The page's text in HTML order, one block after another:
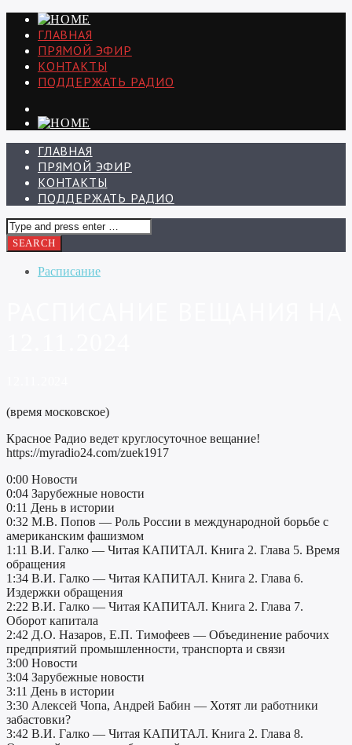
ГЛАВНАЯ
ПРЯМОЙ ЭФИР
КОНТАКТЫ
ПОДДЕРЖАТЬ РАДИО
ГЛАВНАЯ
ПРЯМОЙ ЭФИР
КОНТАКТЫ
ПОДДЕРЖАТЬ РАДИО
Расписание
(время московское)
Красное Радио ведет круглосуточное вещание!
https://myradio24.com/zuek1917
0:00 Новости
0:04 Зарубежные новости
0:11 День в истории
0:32 М.В. Попов — Роль России в международной борьбе с
американским фашизмом
1:11 В.И. Галко — Читая КАПИТАЛ. Книга 2. Глава 5. Время
обращения
1:34 В.И. Галко — Читая КАПИТАЛ. Книга 2. Глава 6.
Издержки обращения
2:22 В.И. Галко — Читая КАПИТАЛ. Книга 2. Глава 7.
Оборот капитала
2:42 Д.О. Назаров, Е.П. Тимофеев — Объединение рабочих
предприятий промышленности, транспорта и связи
3:00 Новости
3:04 Зарубежные новости
3:11 День в истории
3:30 Алексей Чопа, Андрей Бабин — Хотят ли работники
забастовки?
3:42 В.И. Галко — Читая КАПИТАЛ. Книга 2. Глава 8.